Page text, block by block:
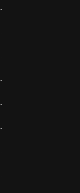
-
-
-
-
-
-
-
-